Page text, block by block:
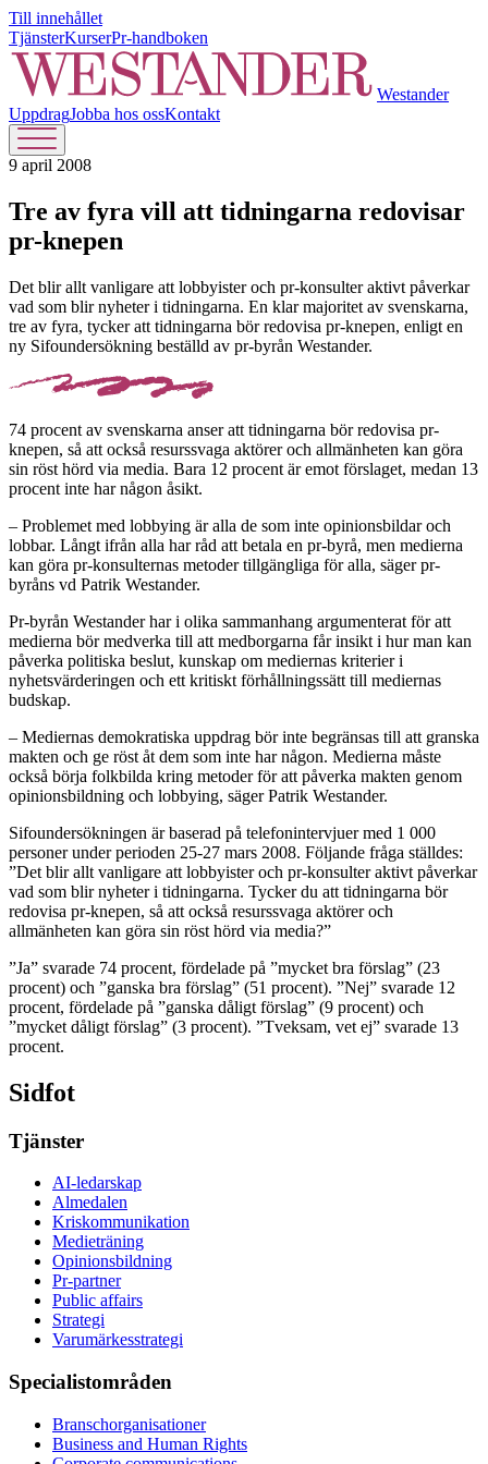
Till innehållet
TjänsterKurserPr-handboken
Westander
UppdragJobba hos ossKontakt
9 april 2008
Tre av fyra vill att tidningarna redovisar
pr-knepen
Det blir allt vanligare att lobbyister och pr-konsulter aktivt påverkar
vad som blir nyheter i tidningarna. En klar majoritet av svenskarna,
tre av fyra, tycker att tidningarna bör redovisa pr-knepen, enligt en
ny Sifoundersökning beställd av pr-byrån Westander.
74 procent av svenskarna anser att tidningarna bör redovisa pr-
knepen, så att också resurssvaga aktörer och allmänheten kan göra
sin röst hörd via media. Bara 12 procent är emot förslaget, medan 13
procent inte har någon åsikt.
– Problemet med lobbying är alla de som inte opinionsbildar och
lobbar. Långt ifrån alla har råd att betala en pr-byrå, men medierna
kan göra pr-konsulternas metoder tillgängliga för alla, säger pr-
byråns vd Patrik Westander.
Pr-byrån Westander har i olika sammanhang argumenterat för att
medierna bör medverka till att medborgarna får insikt i hur man kan
påverka politiska beslut, kunskap om mediernas kriterier i
nyhetsvärderingen och ett kritiskt förhållningssätt till mediernas
budskap.
– Mediernas demokratiska uppdrag bör inte begränsas till att granska
makten och ge röst åt dem som inte har någon. Medierna måste
också börja folkbilda kring metoder för att påverka makten genom
opinionsbildning och lobbying, säger Patrik Westander.
Sifoundersökningen är baserad på telefonintervjuer med 1 000
personer under perioden 25-27 mars 2008. Följande fråga ställdes:
”Det blir allt vanligare att lobbyister och pr-konsulter aktivt påverkar
vad som blir nyheter i tidningarna. Tycker du att tidningarna bör
redovisa pr-knepen, så att också resurssvaga aktörer och
allmänheten kan göra sin röst hörd via media?”
”Ja” svarade 74 procent, fördelade på ”mycket bra förslag” (23
procent) och ”ganska bra förslag” (51 procent). ”Nej” svarade 12
procent, fördelade på ”ganska dåligt förslag” (9 procent) och
”mycket dåligt förslag” (3 procent). ”Tveksam, vet ej” svarade 13
procent.
Sidfot
Tjänster
AI-ledarskap
Almedalen
Kris­kommunikation
Medieträning
Opinionsbildning
Pr-partner
Public affairs
Strategi
Varumärkesstrategi
Specialistområden
Branschorganisationer
Business and Human Rights